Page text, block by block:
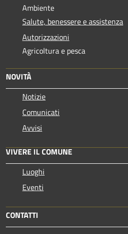
Ambiente
Salute, benessere e assistenza
Autorizzazioni
Agricoltura e pesca
NOVITÀ
Notizie
Comunicati
Avvisi
VIVERE IL COMUNE
Luoghi
Eventi
CONTATTI